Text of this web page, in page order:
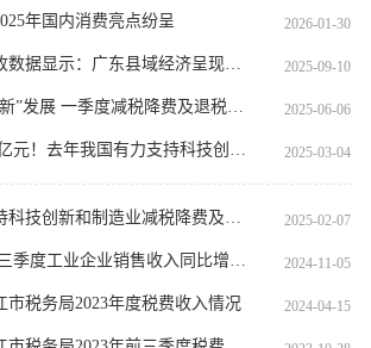
年国内消费亮点纷呈 2026-01-30
显示：广东县域经济呈现多方面亮点 2025-09-10
展 一季度减税降费及退税超4000亿元 2025-06-06
年我国有力支持科技创新和制造业发展 2025-03-04
新和制造业减税降费及退税约2.3万亿元 2025-02-07
度工业企业销售收入同比增长3.6% 2024-11-05
市税务局2023年度税费收入情况 2024-04-15